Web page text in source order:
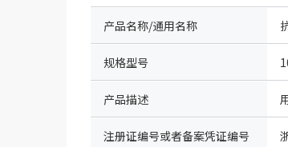
产品名称/通用名称
规格型号
产品描述
注册证编号或者备案凭证编号